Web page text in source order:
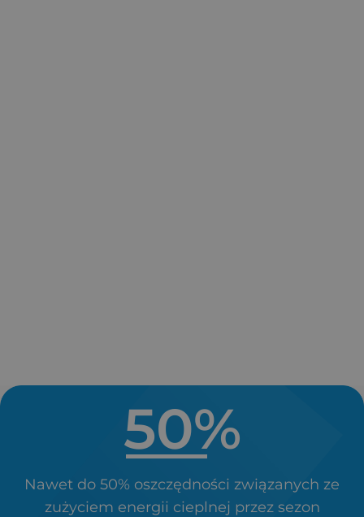
50%
Nawet do 50% oszczędności związanych ze
zużyciem energii cieplnej przez sezon